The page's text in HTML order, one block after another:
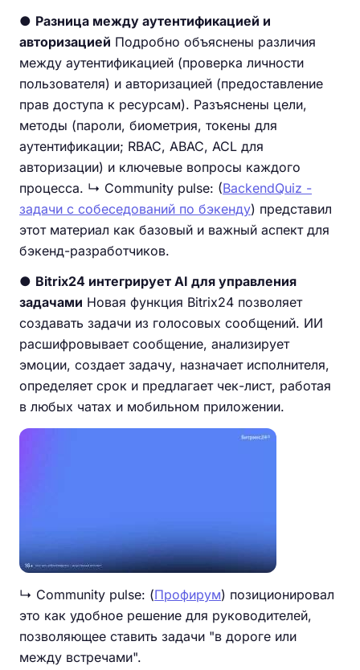
● Разница между аутентификацией и
авторизацией Подробно объяснены различия
между аутентификацией (проверка личности
пользователя) и авторизацией (предоставление
прав доступа к ресурсам). Разъяснены цели,
методы (пароли, биометрия, токены для
аутентификации; RBAC, ABAC, ACL для
авторизации) и ключевые вопросы каждого
процесса. ↳ Community pulse: (BackendQuiz -
задачи с собеседований по бэкенду) представил
этот материал как базовый и важный аспект для
бэкенд-разработчиков.
● Bitrix24 интегрирует AI для управления
задачами Новая функция Bitrix24 позволяет
создавать задачи из голосовых сообщений. ИИ
расшифровывает сообщение, анализирует
эмоции, создает задачу, назначает исполнителя,
определяет срок и предлагает чек-лист, работая
в любых чатах и мобильном приложении.
↳ Community pulse: (Профирум) позиционировал
это как удобное решение для руководителей,
позволяющее ставить задачи "в дороге или
между встречами".